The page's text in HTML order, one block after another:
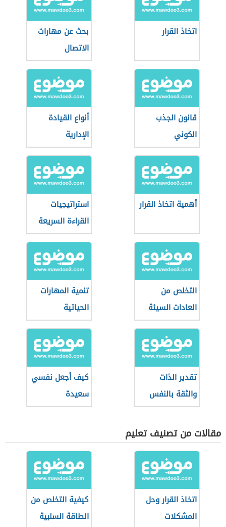
اتخاذ القرار
بحث عن مهارات
الاتصال
قانون الجذب
الكوني
أنواع القيادة
الإدارية
أهمية اتخاذ القرار
استراتيجيات
القراءة السريعة
التخلص من
العادات السيئة
تنمية المهارات
الحياتية
تقدير الذات
والثقة بالنفس
كيف أجعل نفسي
سعيدة
مقالات من تصنيف تعليم
اتخاذ القرار وحل
المشكلات
كيفية التخلص من
الطاقة السلبية